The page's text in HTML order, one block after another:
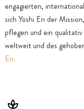
engagierten,
sich Yoshi En der
pflegen und ein
weltweit und des
En.